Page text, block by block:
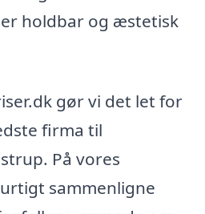
holdbar og æstetisk
gør vi det let for
firma til
På vores
sammenligne